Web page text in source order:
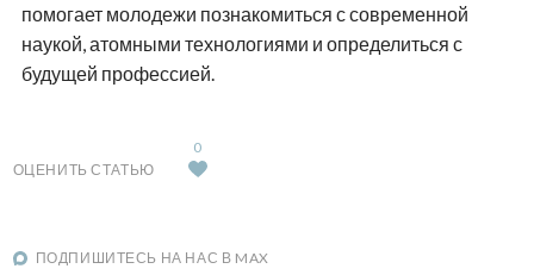
помогает молодежи познакомиться с современной
наукой, атомными технологиями и определиться с
будущей профессией.
ОЦЕНИТЬ СТАТЬЮ
0
ПОДПИШИТЕСЬ НА НАС В MAX